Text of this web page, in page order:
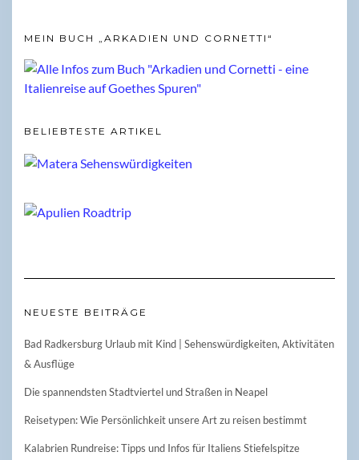
MEIN BUCH „ARKADIEN UND CORNETTI“
BELIEBTESTE ARTIKEL
NEUESTE BEITRÄGE
Bad Radkersburg Urlaub mit Kind | Sehenswürdigkeiten, Aktivitäten
& Ausflüge
Die spannendsten Stadtviertel und Straßen in Neapel
Reisetypen: Wie Persönlichkeit unsere Art zu reisen bestimmt
Kalabrien Rundreise: Tipps und Infos für Italiens Stiefelspitze